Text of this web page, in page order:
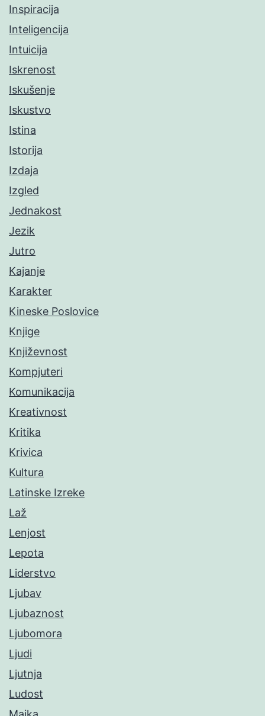
Inspiracija
Inteligencija
Intuicija
Iskrenost
Iskušenje
Iskustvo
Istina
Istorija
Izdaja
Izgled
Jednakost
Jezik
Jutro
Kajanje
Karakter
Kineske Poslovice
Knjige
Književnost
Kompjuteri
Komunikacija
Kreativnost
Kritika
Krivica
Kultura
Latinske Izreke
Laž
Lenjost
Lepota
Liderstvo
Ljubav
Ljubaznost
Ljubomora
Ljudi
Ljutnja
Ludost